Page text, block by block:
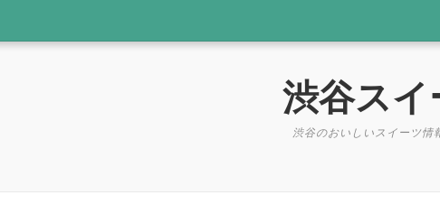
渋谷スイ
渋谷のおいしいスイーツ情